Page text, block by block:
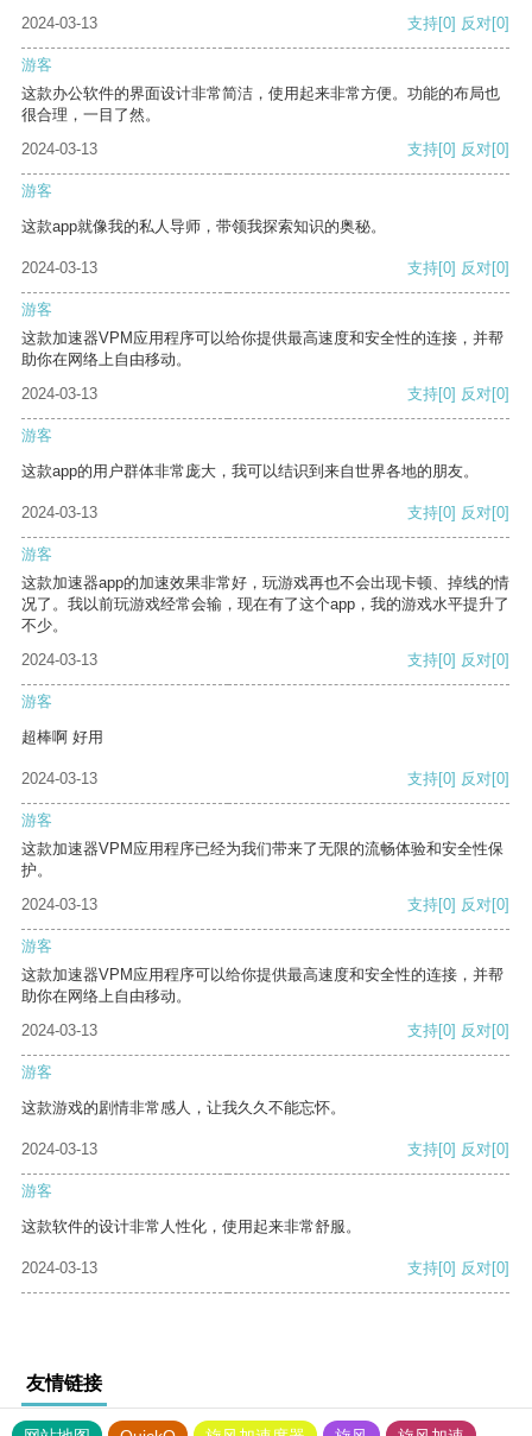
2024-03-13
支持[0] 反对[0]
游客
这款办公软件的界面设计非常简洁，使用起来非常方便。功能的布局也
很合理，一目了然。
2024-03-13
支持[0] 反对[0]
游客
这款app就像我的私人导师，带领我探索知识的奥秘。
2024-03-13 支持[0] 反对[0]
游客
这款加速器VPM应用程序可以给你提供最高速度和安全性的连接，并帮
助你在网络上自由移动。
2024-03-13
支持[0] 反对[0]
游客
这款app的用户群体非常庞大，我可以结识到来自世界各地的朋友。
2024-03-13 支持[0] 反对[0]
游客
这款加速器app的加速效果非常好，玩游戏再也不会出现卡顿、掉线的情
况了。我以前玩游戏经常会输，现在有了这个app，我的游戏水平提升了
不少。
2024-03-13
支持[0] 反对[0]
游客
超棒啊 好用
2024-03-13 支持[0] 反对[0]
游客
这款加速器VPM应用程序已经为我们带来了无限的流畅体验和安全性保
护。
2024-03-13
支持[0] 反对[0]
游客
这款加速器VPM应用程序可以给你提供最高速度和安全性的连接，并帮
助你在网络上自由移动。
2024-03-13
支持[0] 反对[0]
游客
这款游戏的剧情非常感人，让我久久不能忘怀。
2024-03-13 支持[0] 反对[0]
游客
这款软件的设计非常人性化，使用起来非常舒服。
2024-03-13 支持[0] 反对[0]
友情链接